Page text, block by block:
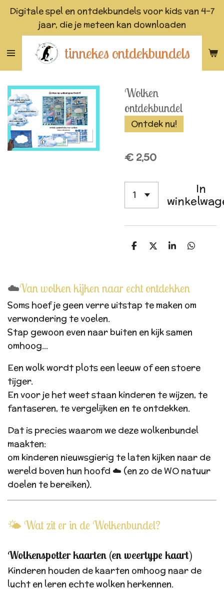
Ga
de
hoofdinhoud
tinnekes ontdekbundels
Digitale spel en ontdekbundels voor kids van 4-7
jaar, die je meteen kan downloaden
Wolken
ontdekbundel
Ontdek nu!
€ 2,50
In
D
n
D
S
e
D
☁️Van wolken kijken naar echt ontdekken
Soms hoef je geen verre uitstap te maken om
verwondering te voelen.
Stap gewoon even naar buiten en kijk samen
omhoog...
Een wolk wordt plots een leeuw of een stoere
tijger.
En voor je het weet staan kinderen te wijzen, te
fantaseren, te vergelijken en te ontdekken.
Dat is precies waarom we deze wolkenbundel
maakten:
om kinderen nieuwsgierig te laten kijken naar de
wereld boven hun hoofd ☁️ (en zo de WO natuur
doelen te bereiken).
🌤️ Wat zit er in de Wolkenbundel?
Wolkenspotter kaarten (en weertype kaart)
Kinderen houden de kaarten omhoog naar de
lucht en leren echte wolken herkennen.